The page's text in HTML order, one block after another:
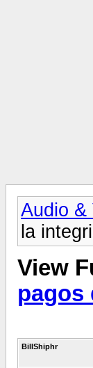
Audio &
la
View
pagos
BillShiphr